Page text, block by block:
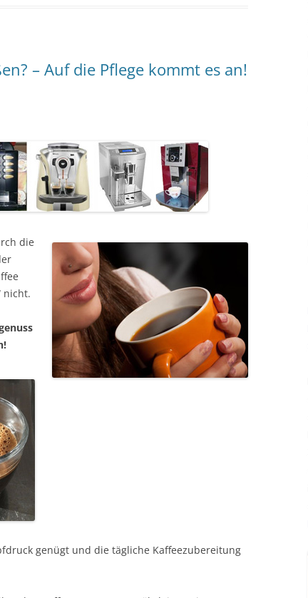
– Auf die Pflege kommt es an!
die
nicht.
genügt und die tägliche Kaffeezubereitung